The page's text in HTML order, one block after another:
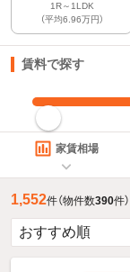
1R～1LDK
（平均6.96万円）
賃料で探す
家賃相場
1,552件（物件数390件）